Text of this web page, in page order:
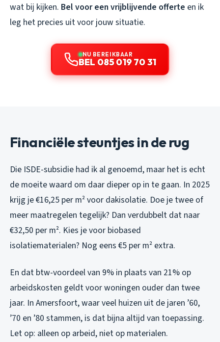
wat bij kijken. Bel voor een vrijblijvende offerte en ik
leg het precies uit voor jouw situatie.
NU BEREIKBAAR
BEL 085 019 70 31
Financiële steuntjes in de rug
Die ISDE-subsidie had ik al genoemd, maar het is echt
de moeite waard om daar dieper op in te gaan. In 2025
krijg je €16,25 per m² voor dakisolatie. Doe je twee of
meer maatregelen tegelijk? Dan verdubbelt dat naar
€32,50 per m². Kies je voor biobased
isolatiematerialen? Nog eens €5 per m² extra.
En dat btw-voordeel van 9% in plaats van 21% op
arbeidskosten geldt voor woningen ouder dan twee
jaar. In Amersfoort, waar veel huizen uit de jaren ’60,
’70 en ’80 stammen, is dat bijna altijd van toepassing.
Let op: alleen op arbeid, niet op materialen.